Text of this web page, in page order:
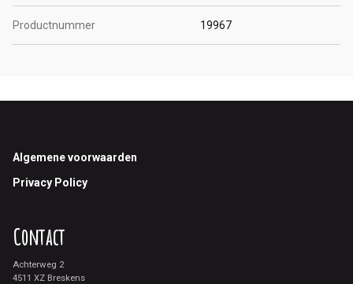
Productnummer 19967
Footer
Algemene voorwaarden
Privacy Policy
Contact
Achterweg 2
4511 XZ Breskens